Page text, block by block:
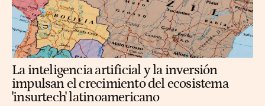
La inteligencia artificial y la inversión
impulsan el crecimiento del ecosistema
'insurtech' latinoamericano